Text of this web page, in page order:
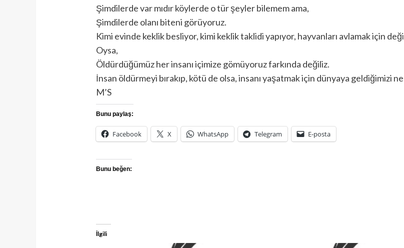
Şimdilerde var mıdır köylerde o tür şeyler bilemem ama,
Şimdilerde olanı biteni görüyoruz.
Kimi evinde keklik besliyor, kimi keklik taklidi yapıyor, hayvanları avlamak için
Oysa,
Öldürdüğümüz her insanı içimize gömüyoruz farkında değiliz.
İnsan öldürmeyi bırakıp, kötü de olsa, insanı yaşatmak için dünyaya geldiğimizi
M’S
Bunu paylaş:
Facebook X WhatsApp Telegram E-posta
Bunu beğen:
İlgili